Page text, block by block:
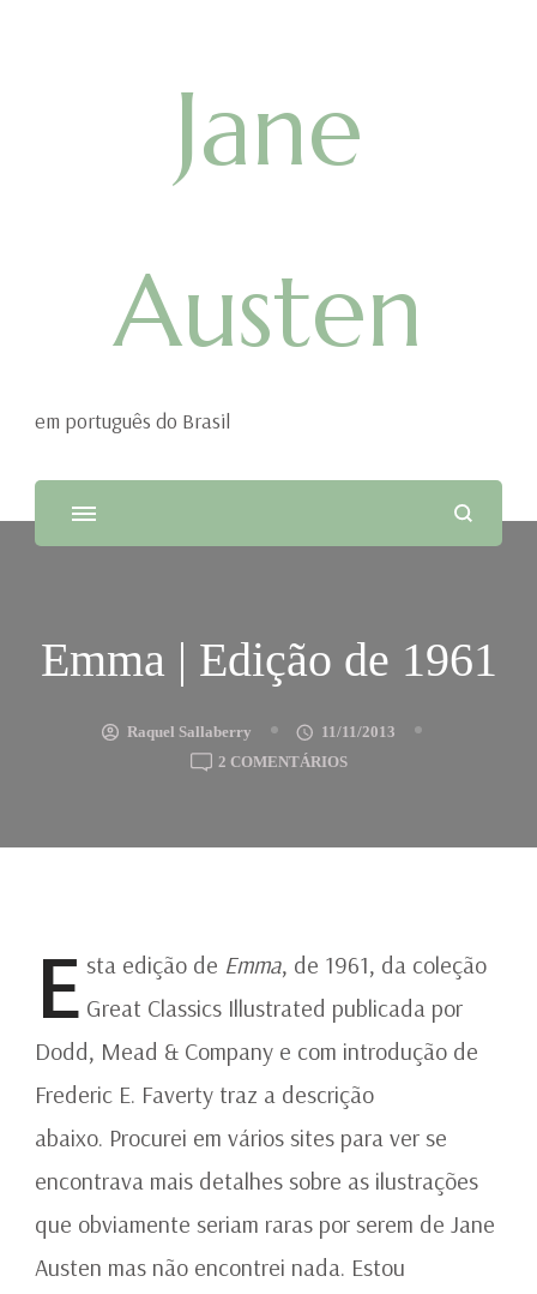
Jane
Austen
em português do Brasil
Emma | Edição de 1961
Raquel Sallaberry
11/11/2013
2 COMENTÁRIOSEM
EDIÇÃO
E sta edição de Emma, de 1961, da coleção
Great Classics Illustrated publicada por
Dodd, Mead & Company e com introdução de
Frederic E. Faverty traz a descrição
abaixo. Procurei em vários sites para ver se
encontrava mais detalhes sobre as ilustrações
que obviamente seriam raras por serem de Jane
Austen mas não encontrei nada. Estou